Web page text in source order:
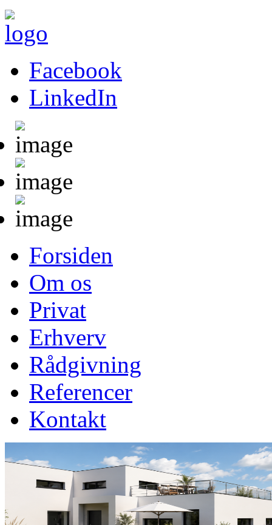
Facebook
LinkedIn
Forsiden
Om os
Privat
Erhverv
Rådgivning
Referencer
Kontakt